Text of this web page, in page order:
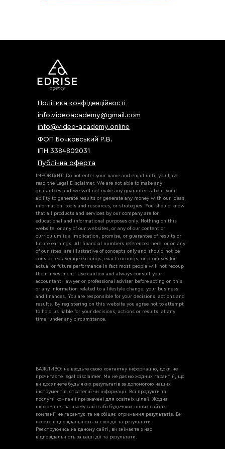
Політика конфіденційності
ФОП Бочковський Р.В.
ІПН 3384802031
info.videoacademy@gmail.com
info@video-academy.online
IMPORTANT: Do not enter your name and email until you have
read the Legal Disclaimer. We are not able to make any
guarantees and we will not make any guarantees about your
ability to generate results or generate any money with our ideas,
information, tools and resources, or strategies. You should know
that all products and services by our company are for
educational and informational purposes only. Nothing on this
website, or any of our websites, or any of our content or
curriculum is a implication, promise, or guarantee of results or
future earnings. All financial numbers referenced here, or on any
of our sites, are illustrative of concepts only and should not be
considered average earnings, exact earnings, or promises for
actual or future performance in fact most people will not recoup
their investment. Use caution and always consult your
accountant, lawyer or professional adviser before acting on this
or any information related to a lifestyle change, your business
and finances. You are responsible for your decisions, actions and
results. By registering on this website you agree not to attempt
to hold us liable for your decisions, actions or results, at any
time, under any circumstance.
ВАЖЛИВО: не вводьте свою контактну інформацію, доки не
прочитаєте legal disclaimer. Ми не даємо жодних гарантій, що
ви досягнете будь-яких результатів за допомогою наших
інструментів, стратегій чи інформації. Всі продукти та
послуги компанії призначені для освітніх цілей. Жодна
інформація на цьому сайті або будь-яких інших сайтах
компанії не гарантує та не обіцяє отримання результатів. Ви
несете відповідальність за свої дії та результати.
Реєструючись на даному сайті, ви знімаєте з нас
відповідальність за ваші дії та результати.
Публічна оферта